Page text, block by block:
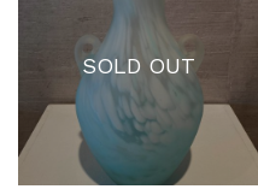
SOLD OUT